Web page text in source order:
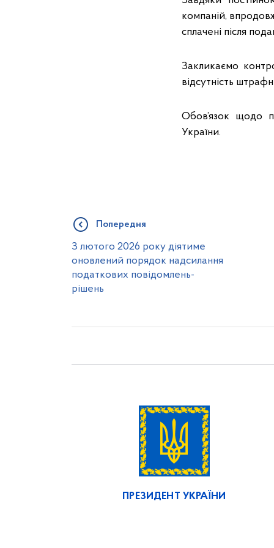
компаній,
сплачені після
Закликаємо
відсутність
Обов’язок щодо
України.
Попередня
З лютого 2026 року діятиме
оновлений порядок надсилання
податкових повідомлень-
рішень
ПРЕЗИДЕНТ УКРАЇНИ